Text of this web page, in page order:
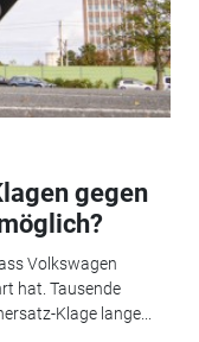
gegen
Volkswagen
hat. Tausende
Klage lange...